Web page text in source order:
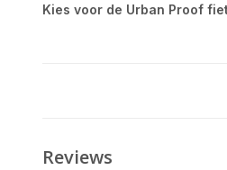
Kies voor de Urban Proof
Reviews